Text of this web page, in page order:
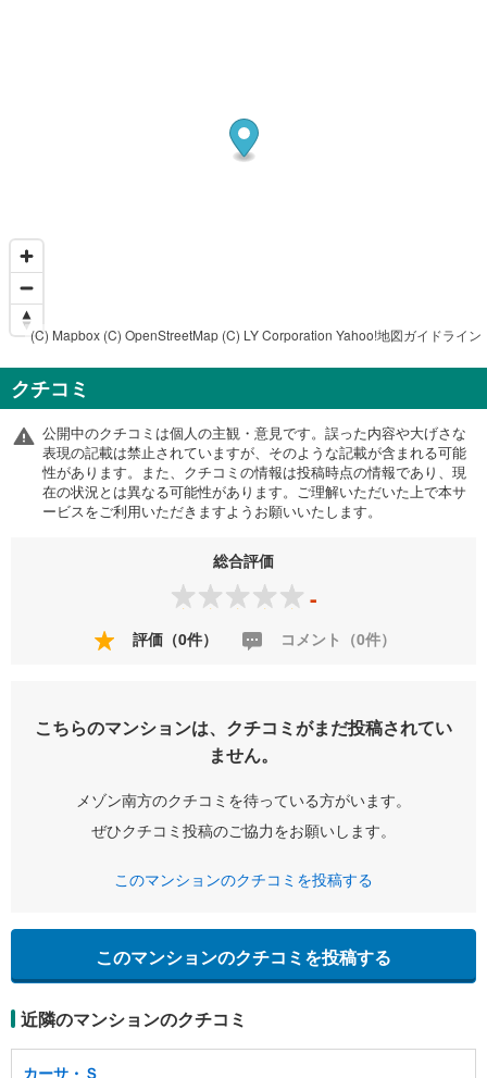
(C) Mapbox (C) OpenStreetMap (C) LY Corporation Yahoo!地図ガイドライン
クチコミ
公開中のクチコミは個人の主観・意見です。誤った内容や大げさな
表現の記載は禁止されていますが、そのような記載が含まれる可能
性があります。また、クチコミの情報は投稿時点の情報であり、現
在の状況とは異なる可能性があります。ご理解いただいた上で本サ
ービスをご利用いただきますようお願いいたします。
総合評価
-
評価（0件） コメント（0件）
こちらのマンションは、クチコミがまだ投稿されてい
ません。
メゾン南方のクチコミを待っている方がいます。
ぜひクチコミ投稿のご協力をお願いします。
このマンションのクチコミを投稿する
このマンションのクチコミを投稿する
近隣のマンションのクチコミ
カーサ・Ｓ